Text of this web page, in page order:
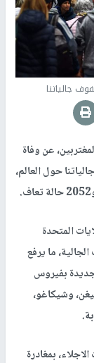
عن وفاة
جالياتنا حول العالم،
المتحدة
ما يرفع
78 حالة، وتسجيل 33 إصابة جديدة بفيروس
وشيكاغو،
بمغادرة